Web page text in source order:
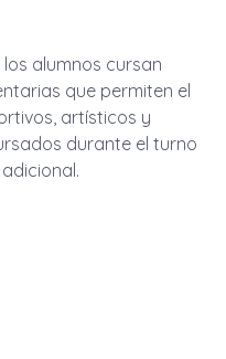
alumnos cursan
que permiten el
artísticos y
durante el turno